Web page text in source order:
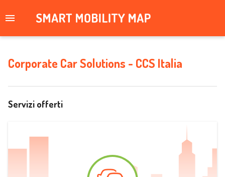
Corporate Car Solutions - CCS Italia
Servizi offerti